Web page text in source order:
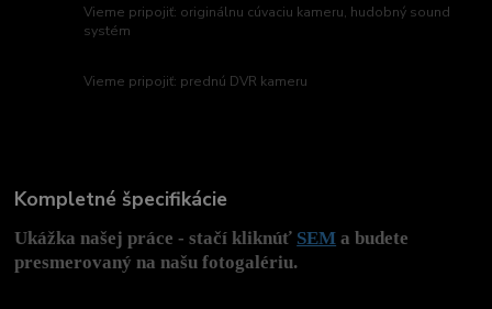
Vieme pripojiť: originálnu cúvaciu kameru, hudobný sound
systém
Vieme pripojiť: prednú DVR kameru
Kompletné špecifikácie
Ukážka našej práce - stačí kliknúť SEM a budete
presmerovaný na našu fotogalériu.